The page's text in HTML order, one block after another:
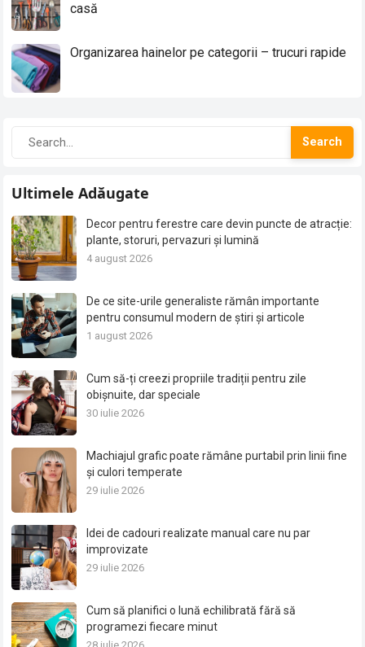
casă
Organizarea hainelor pe categorii – trucuri rapide
Search
Ultimele Adăugate
Decor pentru ferestre care devin puncte de atracție:
plante, storuri, pervazuri și lumină
4 august 2026
De ce site-urile generaliste rămân importante
pentru consumul modern de știri și articole
1 august 2026
Cum să-ți creezi propriile tradiții pentru zile
obișnuite, dar speciale
30 iulie 2026
Machiajul grafic poate rămâne purtabil prin linii fine
și culori temperate
29 iulie 2026
Idei de cadouri realizate manual care nu par
improvizate
29 iulie 2026
Cum să planifici o lună echilibrată fără să
programezi fiecare minut